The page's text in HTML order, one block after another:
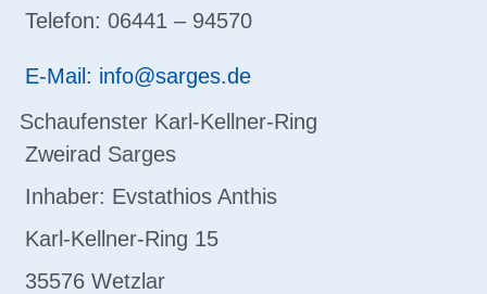
Telefon: 06441 – 94570
E-Mail: info@sarges.de
Schaufenster Karl-Kellner-Ring
Zweirad Sarges
Inhaber: Evstathios Anthis
Karl-Kellner-Ring 15
35576 Wetzlar